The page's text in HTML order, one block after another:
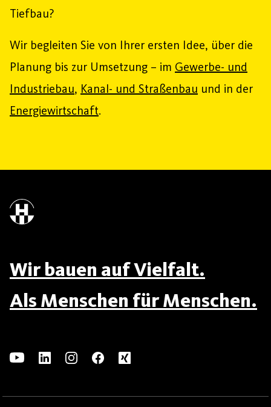
Tiefbau?
Wir begleiten Sie von Ihrer ersten Idee, über die
Planung bis zur Umsetzung – im Gewerbe- und
Industriebau, Kanal- und Straßenbau und in der
Energiewirtschaft.
Wir bauen auf Vielfalt.
Als Menschen für Menschen.